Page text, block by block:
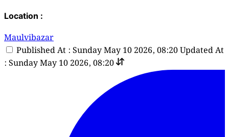
Location :
Maulvibazar
Published At : Sunday May 10 2026, 08:20Updated At
: Sunday May 10 2026, 08:20